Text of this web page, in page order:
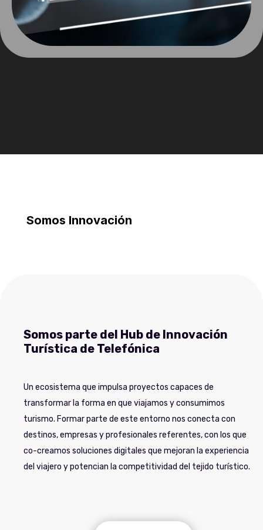
Somos Innovación
Somos parte del Hub de Innovación
Turística de Telefónica
Un ecosistema que impulsa proyectos capaces de
transformar la forma en que viajamos y consumimos
turismo. Formar parte de este entorno nos conecta con
destinos, empresas y profesionales referentes, con los que
co-creamos soluciones digitales que mejoran la experiencia
del viajero y potencian la competitividad del tejido turístico.